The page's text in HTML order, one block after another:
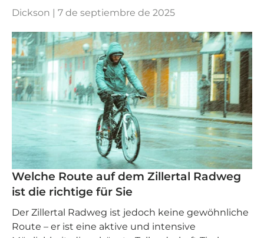
Dickson | 7 de septiembre de 2025
Welche Route auf dem Zillertal Radweg
ist die richtige für Sie
Der Zillertal Radweg ist jedoch keine gewöhnliche
Route – er ist eine aktive und intensive